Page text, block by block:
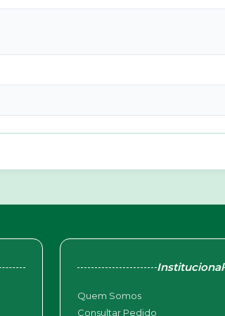
Institucional
Quem Somos
Consultar Pedido